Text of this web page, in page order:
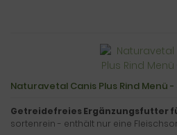
Naturavetal Canis Plus Rind Menü
Getreidefreies Ergänzungsfutter
sortenrein - enthält nur eine